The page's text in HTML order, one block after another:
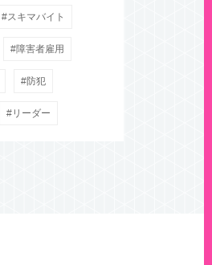
スキマバイト
障害者雇用
防犯
リーダー